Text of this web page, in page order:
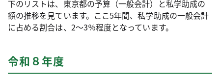
下のリストは、東京都の予算（一般会計）と私学助成の
額の推移を見ています。ここ5年間、私学助成の一般会計
に占める割合は、2～3％程度となっています。
令和８年度